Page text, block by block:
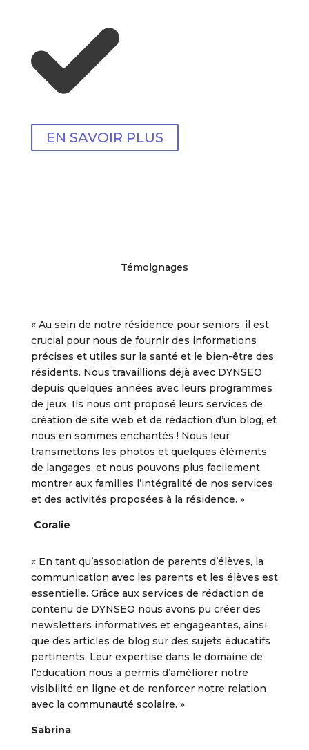
EN SAVOIR PLUS
Témoignages
« Au sein de notre résidence pour seniors, il est
crucial pour nous de fournir des informations
précises et utiles sur la santé et le bien-être des
résidents. Nous travaillions déjà avec DYNSEO
depuis quelques années avec leurs programmes
de jeux. Ils nous ont proposé leurs services de
création de site web et de rédaction d’un blog, et
nous en sommes enchantés ! Nous leur
transmettons les photos et quelques éléments
de langages, et nous pouvons plus facilement
montrer aux familles l’intégralité de nos services
et des activités proposées à la résidence. »
Coralie
« En tant qu’association de parents d’élèves, la
communication avec les parents et les élèves est
essentielle. Grâce aux services de rédaction de
contenu de DYNSEO nous avons pu créer des
newsletters informatives et engageantes, ainsi
que des articles de blog sur des sujets éducatifs
pertinents. Leur expertise dans le domaine de
l’éducation nous a permis d’améliorer notre
visibilité en ligne et de renforcer notre relation
avec la communauté scolaire. »
Sabrina